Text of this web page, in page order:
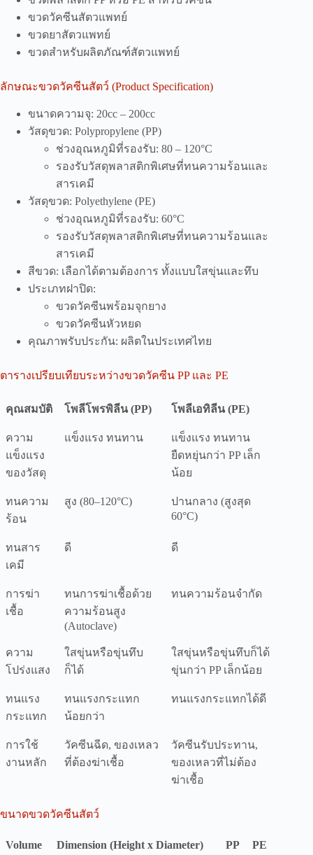
ขวดวัคซีนสัตวแพทย์
ขวดยาสัตวแพทย์
ขวดสำหรับผลิตภัณฑ์สัตวแพทย์
ลักษณะขวดวัคซีนสัตว์ (Product Specification)
ขนาดความจุ: 20cc – 200cc
วัสดุขวด: Polypropylene (PP)
ช่วงอุณหภูมิที่รองรับ: 80 – 120°C
รองรับวัสดุพลาสติกพิเศษที่ทนความร้อนและ
สารเคมี
วัสดุขวด: Polyethylene (PE)
ช่วงอุณหภูมิที่รองรับ: 60°C
รองรับวัสดุพลาสติกพิเศษที่ทนความร้อนและ
สารเคมี
สีขวด: เลือกได้ตามต้องการ ทั้งแบบใสขุ่นและทึบ
ประเภทฝาปิด:
ขวดวัคซีนพร้อมจุกยาง
ขวดวัคซีนหัวหยด
คุณภาพรับประกัน: ผลิตในประเทศไทย
ตารางเปรียบเทียบระหว่างขวดวัคซีน PP และ PE
คุณสมบัติ โพลีโพรพิลีน (PP) โพลีเอทิลีน (PE)
ความ
แข็งแรง
ของวัสดุ
แข็งแรง ทนทาน
แข็งแรง ทนทาน
ยืดหยุ่นกว่า PP เล็ก
น้อย
ทนความ
ร้อน
สูง (80–120°C)
ปานกลาง (สูงสุด
60°C)
ทนสาร
เคมี
ดี ดี
การฆ่า
เชื้อ
ทนการฆ่าเชื้อด้วย
ความร้อนสูง
(Autoclave)
ทนความร้อนจำกัด
ความ
โปร่งแสง
ใสขุ่นหรือขุ่นทึบ
ก็ได้
ใสขุ่นหรือขุ่นทึบก็ได้
ขุ่นกว่า PP เล็กน้อย
ทนแรง
กระแทก
ทนแรงกระแทก
น้อยกว่า
ทนแรงกระแทกได้ดี
การใช้
งานหลัก
วัคซีนฉีด, ของเหลว
ที่ต้องฆ่าเชื้อ
วัคซีนรับประทาน,
ของเหลวที่ไม่ต้อง
ฆ่าเชื้อ
ขนาดขวดวัคซีนสัตว์
Volume Dimension (Height x Diameter) PP
PE